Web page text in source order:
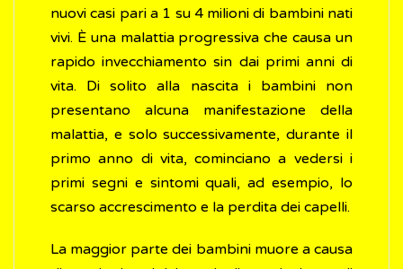
nuovi casi pari a 1 su 4 milioni di bambini nati
vivi. È una malattia progressiva che causa un
rapido invecchiamento sin dai primi anni di
vita. Di solito alla nascita i bambini non
presentano alcuna manifestazione della
malattia, e solo successivamente, durante il
primo anno di vita, cominciano a vedersi i
primi segni e sintomi quali, ad esempio, lo
scarso accrescimento e la perdita dei capelli.
La maggior parte dei bambini muore a causa